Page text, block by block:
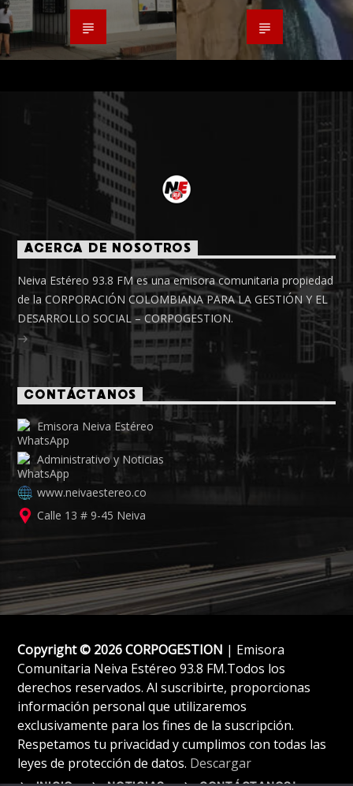
ACERCA DE NOSOTROS
Neiva Estéreo 93.8 FM es una emisora comunitaria propiedad
de la CORPORACIÓN COLOMBIANA PARA LA GESTIÓN Y EL
DESARROLLO SOCIAL – CORPOGESTION.
CONTÁCTANOS
Emisora Neiva Estéreo
Administrativo y Noticias
www.neivaestereo.co
Calle 13 # 9-45 Neiva
Copyright © 2026 CORPOGESTION | Emisora
Comunitaria Neiva Estéreo 93.8 FM.Todos los
derechos reservados. Al suscribirte, proporcionas
información personal que utilizaremos
exclusivamente para los fines de la suscripción.
Respetamos tu privacidad y cumplimos con todas las
leyes de protección de datos. Descargar